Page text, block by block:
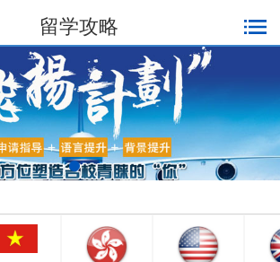
留学攻略